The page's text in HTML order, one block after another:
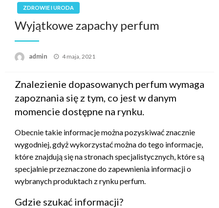
ZDROWIE I URODA
Wyjątkowe zapachy perfum
admin
Opublikowane
4 maja, 2021
Znalezienie dopasowanych perfum wymaga
zapoznania się z tym, co jest w danym
momencie dostępne na rynku.
Obecnie takie informacje można pozyskiwać znacznie
wygodniej, gdyż wykorzystać można do tego informacje,
które znajdują się na stronach specjalistycznych, które są
specjalnie przeznaczone do zapewnienia informacji o
wybranych produktach z rynku perfum.
Gdzie szukać informacji?